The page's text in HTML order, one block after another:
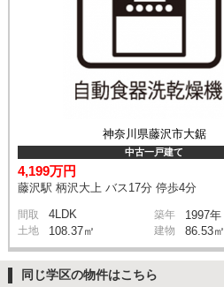
神奈川県藤沢市大鋸
中古一戸建て
4,199万円
藤沢駅 柄沢大上 バス17分 停歩4分
間取 4LDK 築年 1997年
土地 108.37㎡ 建物 86.53㎡
同じ学区の物件はこちら